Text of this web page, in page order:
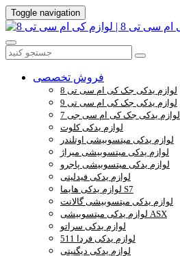
Toggle navigation
فروش تخصصی
لوازم یدکی جک کی ام سی تی 8
لوازم یدکی جک کی ام سی تی 9
لوازم یدکی جک کی ام سی جی 7
لوازم یدکی کلوت
لوازم یدکی میتسوبیشی اوتلندر
لوازم یدکی میتسوبیشی میراژ
لوازم یدکی میتسوبیشی پاجرو
لوازم یدکی فیدلیتی
لوازم یدکی هایما S7
لوازم یدکی میتسوبیشی گالانت
لوازم یدکی میتسوبیشی ASX
لوازم یدکی سراتو
لوازم یدکی فردا 511
لوازم یدکی دیگنیتی